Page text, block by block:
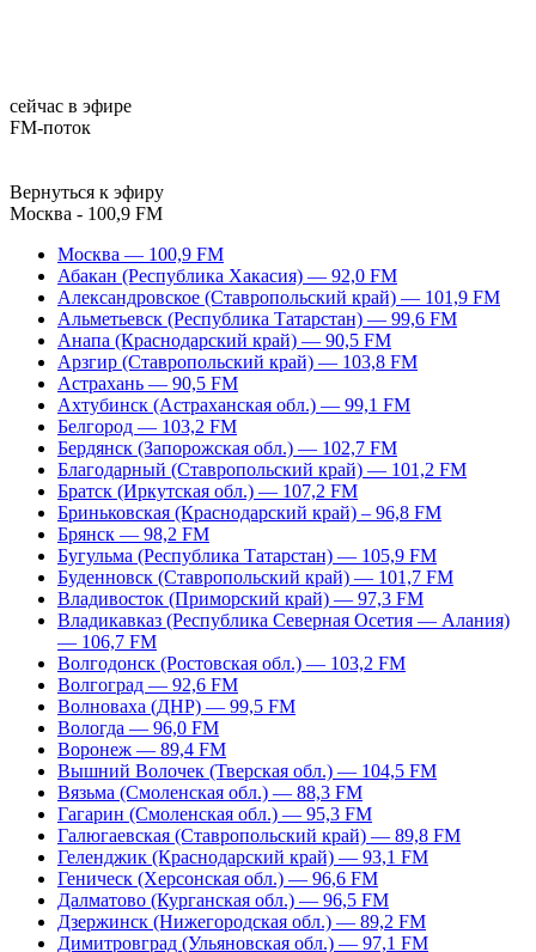
сейчас в эфире
FM-поток
Вернуться к эфиру
Москва - 100,9 FM
Москва — 100,9 FM
Абакан (Республика Хакасия) — 92,0 FM
Александровское (Ставропольский край) — 101,9 FM
Альметьевск (Республика Татарстан) — 99,6 FM
Анапа (Краснодарский край) — 90,5 FM
Арзгир (Ставропольский край) — 103,8 FM
Астрахань — 90,5 FM
Ахтубинск (Астраханская обл.) — 99,1 FM
Белгород — 103,2 FM
Бердянск (Запорожская обл.) — 102,7 FM
Благодарный (Ставропольский край) — 101,2 FM
Братск (Иркутская обл.) — 107,2 FM
Бриньковская (Краснодарский край) – 96,8 FM
Брянск — 98,2 FM
Бугульма (Республика Татарстан) — 105,9 FM
Буденновск (Ставропольский край) — 101,7 FM
Владивосток (Приморский край) — 97,3 FM
Владикавказ (Республика Северная Осетия — Алания)
— 106,7 FM
Волгодонск (Ростовская обл.) — 103,2 FM
Волгоград — 92,6 FM
Волноваха (ДНР) — 99,5 FM
Вологда — 96,0 FM
Воронеж — 89,4 FM
Вышний Волочек (Тверская обл.) — 104,5 FM
Вязьма (Смоленская обл.) — 88,3 FM
Гагарин (Смоленская обл.) — 95,3 FM
Галюгаевская (Ставропольский край) — 89,8 FM
Геленджик (Краснодарский край) — 93,1 FM
Геническ (Херсонская обл.) — 96,6 FM
Далматово (Курганская обл.) — 96,5 FM
Дзержинск (Нижегородская обл.) — 89,2 FM
Димитровград (Ульяновская обл.) — 97,1 FM